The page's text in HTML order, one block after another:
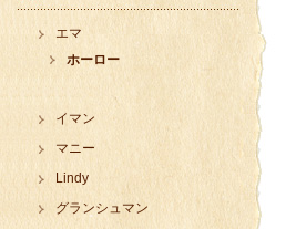
エマ
ホーロー
イマン
マニー
Lindy
グランシュマン